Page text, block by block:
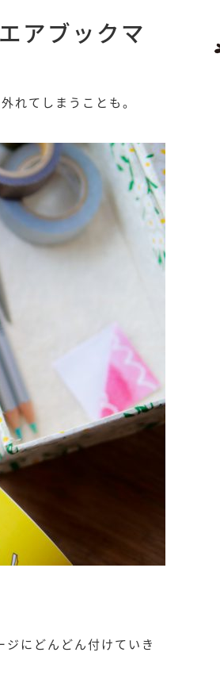
アブックマ
れてしまうことも。
にどんどん付けていき